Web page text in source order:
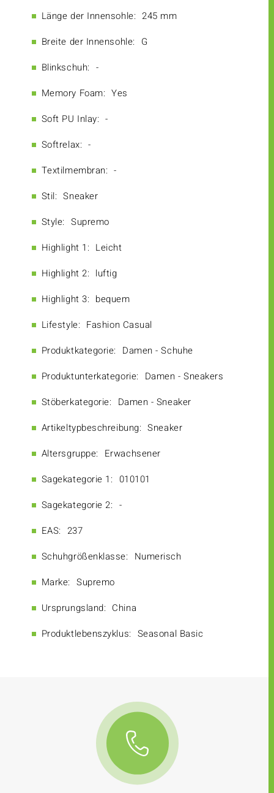
Länge der Innensohle: 245 mm
Breite der Innensohle: G
Blinkschuh: -
Memory Foam: Yes
Soft PU Inlay: -
Softrelax: -
Textilmembran: -
Stil: Sneaker
Style: Supremo
Highlight 1: Leicht
Highlight 2: luftig
Highlight 3: bequem
Lifestyle: Fashion Casual
Produktkategorie: Damen - Schuhe
Produktunterkategorie: Damen - Sneakers
Stöberkategorie: Damen - Sneaker
Artikeltypbeschreibung: Sneaker
Altersgruppe: Erwachsener
Sagekategorie 1: 010101
Sagekategorie 2: -
EAS: 237
Schuhgrößenklasse: Numerisch
Marke: Supremo
Ursprungsland: China
Produktlebenszyklus: Seasonal Basic